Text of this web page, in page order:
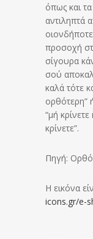
όπως και
αντιληπτά
προσοχή
σίγουρα
σού
καλά τότε
ορθότερη”
“μή
κρίνετε”.
Πηγή:
Η εικόνα
icons.gr/e-